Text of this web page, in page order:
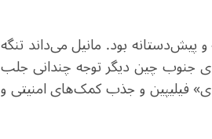
و پیش‌دستانه بود. مانیل می‌داند تنگه
جنوب چین دیگر توجه چندانی جلب
فیلیپین و جذب کمک‌های امنیتی و